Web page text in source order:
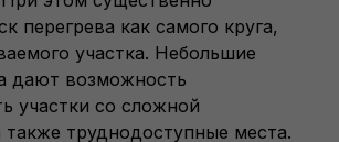
перегрева как самого круга,
участка. Небольшие
дают возможность
участки со сложной
также труднодоступные места.